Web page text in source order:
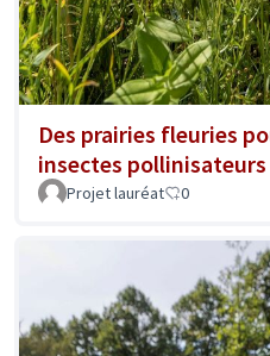
Des prairies fleuries
insectes pollinisateurs
Projet lauréat 0